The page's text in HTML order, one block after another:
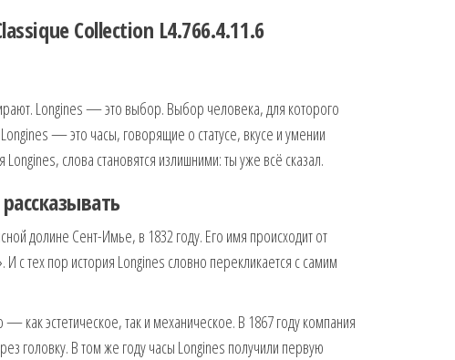
Collection L4.766.4.11.6
Longines — это выбор. Выбор человека, для которого
— это часы, говорящие о статусе, вкусе и умении
слова становятся излишними: ты уже всё сказал.
долине Сент-Имье, в 1832 году. Его имя происходит от
с тех пор история Longines словно перекликается с самим
как эстетическое, так и механическое. В 1867 году компания
головку. В том же году часы Longines получили первую